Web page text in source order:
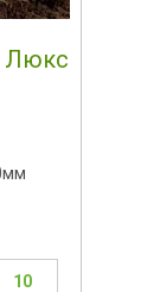
Люкс
10